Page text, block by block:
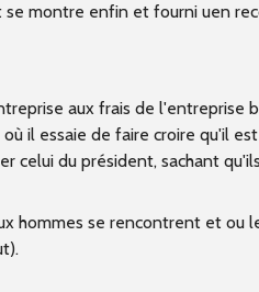
montre enfin et fourni uen
aux frais de l'entreprise
il essaie de faire croire qu'il
celui du président, sachant
hommes se rencontrent et ou